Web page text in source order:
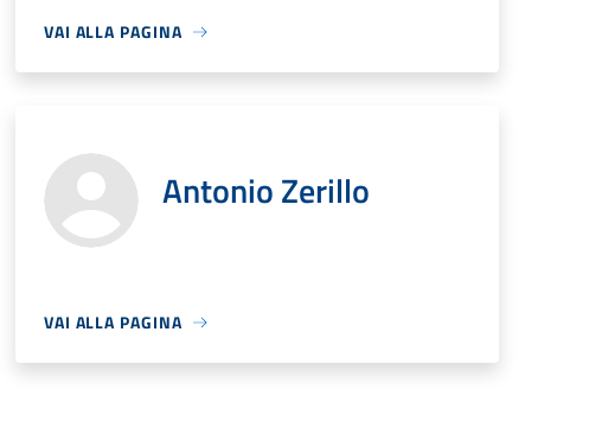
VAI ALLA PAGINA
Antonio Zerillo
VAI ALLA PAGINA